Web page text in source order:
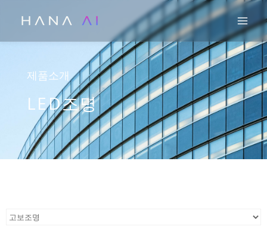
츠
제품소개
LED조명